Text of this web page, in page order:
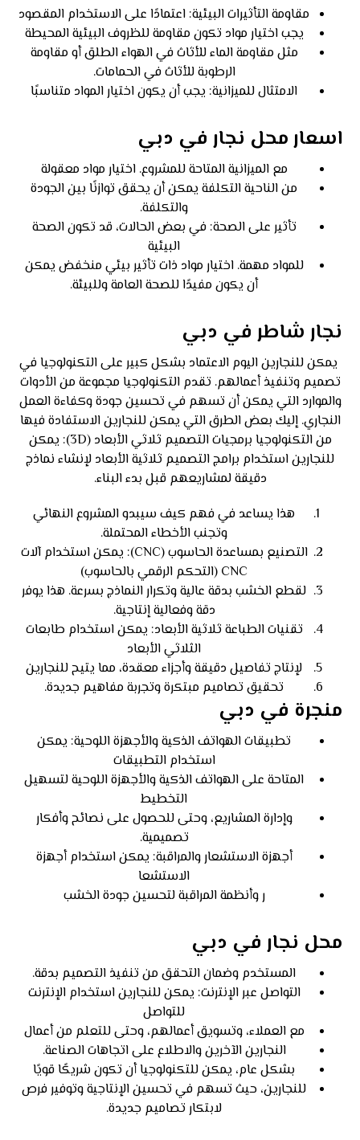
مقاومة التأثيرات البيئية: اعتمادًا على الاستخدام المقصود
يجب اختيار مواد تكون مقاومة للظروف البيئية المحيطة
مثل مقاومة الماء للأثاث في الهواء الطلق أو مقاومة
الرطوبة للأثاث في الحمامات.
الامتثال للميزانية: يجب أن يكون اختيار المواد متناسبًا
اسعار محل نجار في دبي
مع الميزانية المتاحة للمشروع. اختيار مواد معقولة
من الناحية التكلفة يمكن أن يحقق توازنًا بين الجودة
والتكلفة.
تأثير على الصحة: في بعض الحالات، قد تكون الصحة
البيئية
للمواد مهمة. اختيار مواد ذات تأثير بيئي منخفض يمكن
أن يكون مفيدًا للصحة العامة وللبيئة.
نجار شاطر في دبي
يمكن للنجارين اليوم الاعتماد بشكل كبير على التكنولوجيا في
تصميم وتنفيذ أعمالهم. تقدم التكنولوجيا مجموعة من الأدوات
والموارد التي يمكن أن تسهم في تحسين جودة وكفاءة العمل
النجاري. إليك بعض الطرق التي يمكن للنجارين الاستفادة فيها
من التكنولوجيا برمجيات التصميم ثلاثي الأبعاد (3D): يمكن
للنجارين استخدام برامج التصميم ثلاثية الأبعاد لإنشاء نماذج
دقيقة لمشاريعهم قبل بدء البناء.
هذا يساعد في فهم كيف سيبدو المشروع النهائي
وتجنب الأخطاء المحتملة.
التصنيع بمساعدة الحاسوب (CNC): يمكن استخدام آلات
CNC (التحكم الرقمي بالحاسوب)
لقطع الخشب بدقة عالية وتكرار النماذج بسرعة. هذا يوفر
دقة وفعالية إنتاجية.
تقنيات الطباعة ثلاثية الأبعاد: يمكن استخدام طابعات
الثلاثي الأبعاد
لإنتاج تفاصيل دقيقة وأجزاء معقدة، مما يتيح للنجارين
تحقيق تصاميم مبتكرة وتجربة مفاهيم جديدة.
منجرة في دبي
تطبيقات الهواتف الذكية والأجهزة اللوحية: يمكن
استخدام التطبيقات
المتاحة على الهواتف الذكية والأجهزة اللوحية لتسهيل
التخطيط
وإدارة المشاريع، وحتى للحصول على نصائح وأفكار
تصميمية.
أجهزة الاستشعار والمراقبة: يمكن استخدام أجهزة
الاستشعا
ر وأنظمة المراقبة لتحسين جودة الخشب
محل نجار في دبي
المستخدم وضمان التحقق من تنفيذ التصميم بدقة.
التواصل عبر الإنترنت: يمكن للنجارين استخدام الإنترنت
للتواصل
مع العملاء، وتسويق أعمالهم، وحتى للتعلم من أعمال
النجارين الآخرين والاطلاع على اتجاهات الصناعة.
بشكل عام، يمكن للتكنولوجيا أن تكون شريكًا قويًا
للنجارين، حيث تسهم في تحسين الإنتاجية وتوفير فرص
لابتكار تصاميم جديدة.